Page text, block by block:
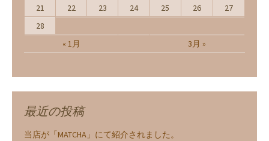
« 1月 3月 »
21
22 23 24 25 26
27
28
最近の投稿
当店が「MATCHA」にて紹介されました。